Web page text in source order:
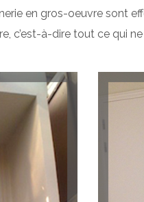
en gros-oeuvre sont
c’est-à-dire tout ce qui